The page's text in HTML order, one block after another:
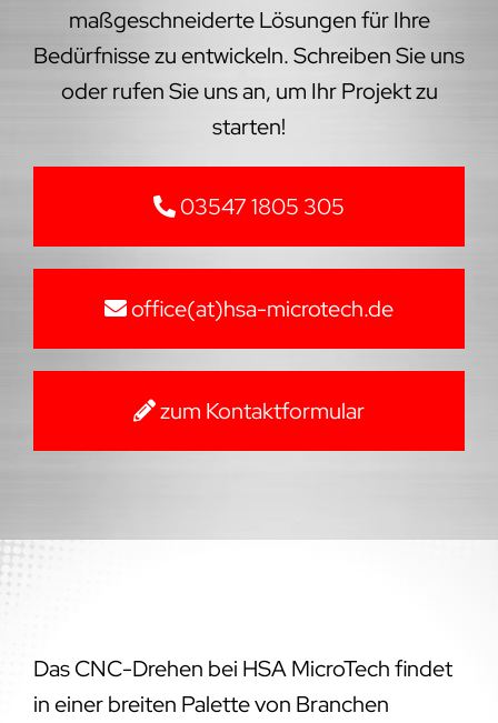
maßgeschneiderte Lösungen für Ihre
Bedürfnisse zu entwickeln. Schreiben Sie uns
oder rufen Sie uns an, um Ihr Projekt zu
starten!
03547 1805 305
office(at)hsa-microtech.de
zum Kontaktformular
Das CNC-Drehen bei HSA MicroTech findet
in einer breiten Palette von Branchen